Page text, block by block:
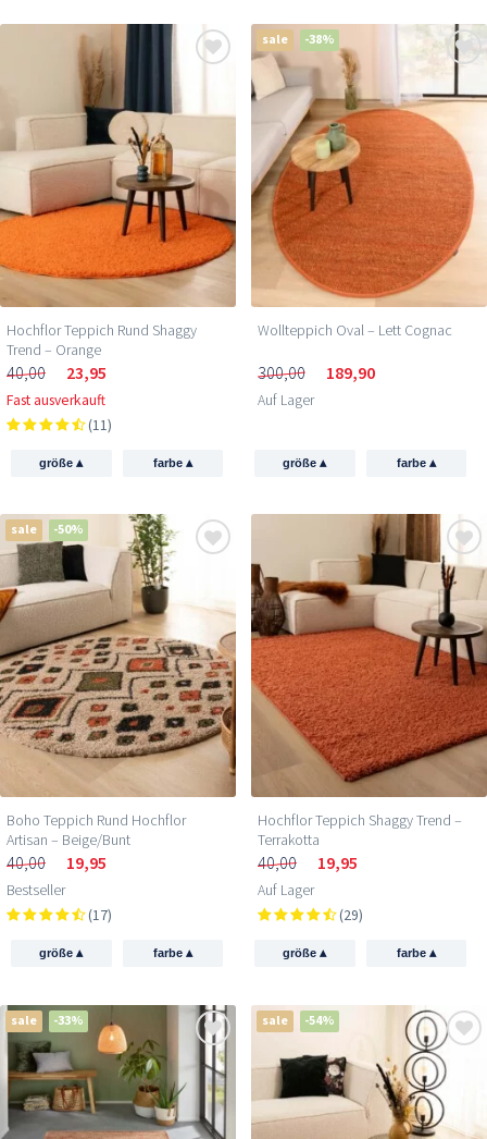
Hochflor Teppich Rund Shaggy
Trend – Orange
40,00 23,95
Fast ausverkauft
(11)
größe▴ farbe ▴
sale -38%
Wollteppich Oval – Lett Cognac
300,00 189,90
Auf Lager
größe▴ farbe ▴
sale -50%
Boho Teppich Rund Hochflor
Artisan – Beige/Bunt
40,00 19,95
Bestseller
(17)
größe▴ farbe ▴
Hochflor Teppich Shaggy Trend –
Terrakotta
40,00 19,95
Auf Lager
(29)
größe▴ farbe ▴
sale -33% sale -54%